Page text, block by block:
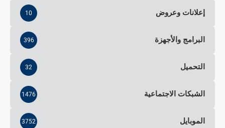
إعلانات وعروض 10
البرامج والأجهزة 396
التحميل 32
الشبكات الاجتماعية 1476
الموبايل 3752